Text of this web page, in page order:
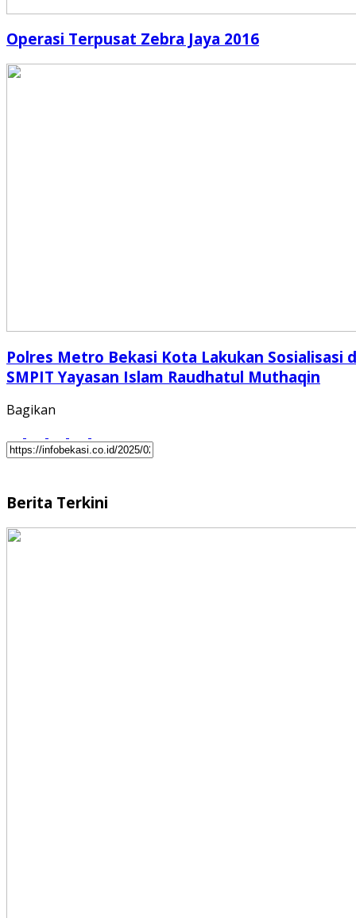
Operasi Terpusat Zebra Jaya 2016
Polres Metro Bekasi Kota Lakukan Sosialisasi
SMPIT Yayasan Islam Raudhatul Muthaqin
Bagikan
Berita Terkini